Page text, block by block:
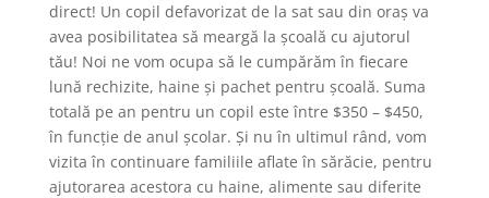
direct! Un copil defavorizat de la sat sau din oraș va
avea posibilitatea să meargă la școală cu ajutorul
tău! Noi ne vom ocupa să le cumpărăm în fiecare
lună rechizite, haine și pachet pentru școală. Suma
totală pe an pentru un copil este între $350 – $450,
în funcție de anul școlar. Și nu în ultimul rând, vom
vizita în continuare familiile aflate în sărăcie, pentru
ajutorarea acestora cu haine, alimente sau diferite